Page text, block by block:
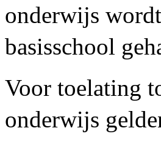
onderwijs
basisschool
Voor toelating
onderwijs